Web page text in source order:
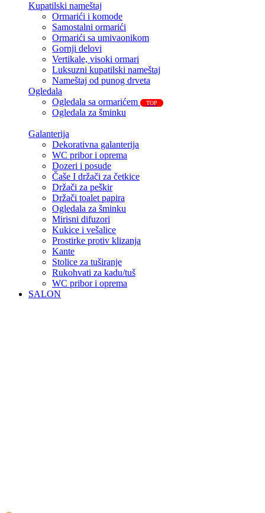
Kupatilski nameštaj
Ormarići i komode
Samostalni ormarići
Ormarići sa umivaonikom
Gornji delovi
Vertikale, visoki ormari
Luksuzni kupatilski nameštaj
Nameštaj od punog drveta
Ogledala
Ogledala sa ormarićem
TOP
Ogledala za šminku
Galanterija
Dekorativna galanterija
WC pribor i oprema
Dozeri i posude
Čaše I držači za četkice
Držači za peškir
Držači toalet papira
Ogledala za šminku
Mirisni difuzori
Kukice i vešalice
Prostirke protiv klizanja
Kante
Stolice za tuširanje
Rukohvati za kadu/tuš
WC pribor i oprema
SALON